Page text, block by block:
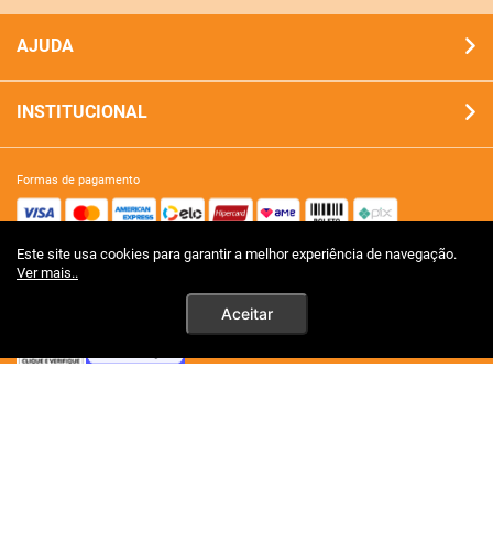
Este site usa cookies para garantir a melhor experiência de navegação.
Ver mais..
Aceitar
AJUDA
INSTITUCIONAL
formas de pagamento
site 100% seguro